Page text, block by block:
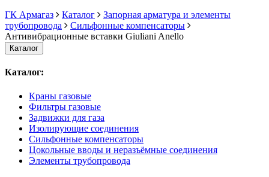
ГК Армагаз
Каталог
Запорная арматура и элементы
трубопровода
Сильфонные компенсаторы
Антивибрационные вставки Giuliani Anello
Каталог
Каталог:
Краны газовые
Фильтры газовые
Задвижки для газа
Изолирующие соединения
Сильфонные компенсаторы
Цокольные вводы и неразъёмные соединения
Элементы трубопровода